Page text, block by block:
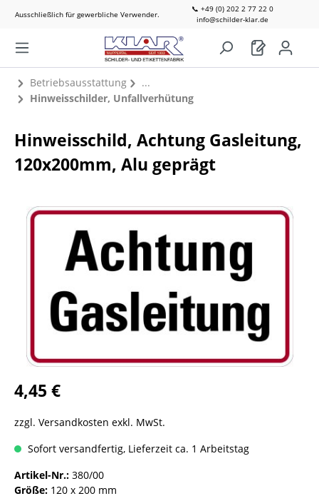
Ausschließlich für gewerbliche Verwender.
📞 +49 (0) 202 2 77 22 0
info@schilder-klar.de
Betriebsausstattung
Hinweisschilder, Unfallverhütung
Hinweisschild, Achtung Gasleitung,
120x200mm, Alu geprägt
4,45 €
zzgl. Versandkosten exkl. MwSt.
Sofort versandfertig, Lieferzeit ca. 1 Arbeitstag
Artikel-Nr.: 380/00
Größe: 120 x 200 mm